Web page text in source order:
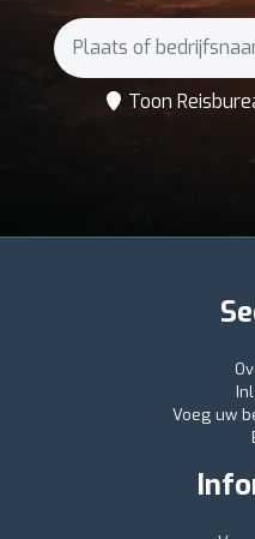
Toon
Voeg uw